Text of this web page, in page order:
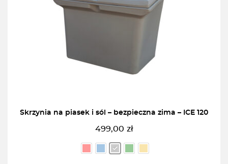
Skrzynia na piasek i sól – bezpieczna zima – ICE 120
499,00 zł